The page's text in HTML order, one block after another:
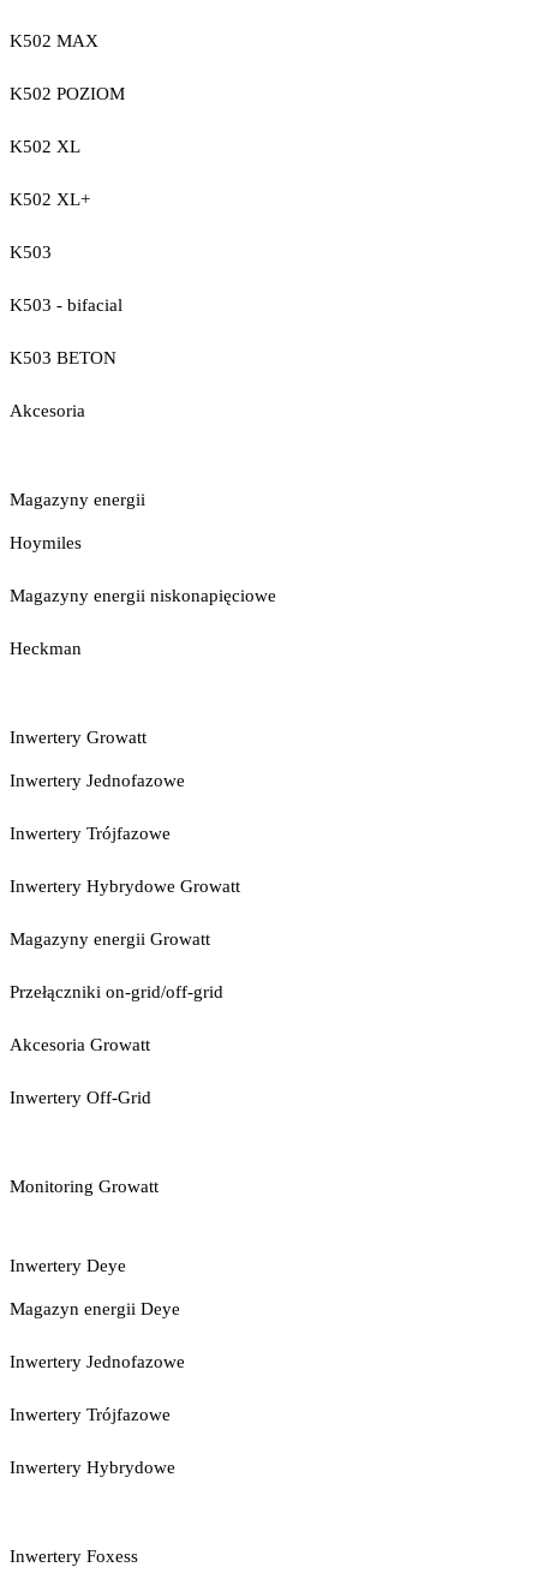
K502 MAX
K502 POZIOM
K502 XL
K502 XL+
K503
K503 - bifacial
K503 BETON
Akcesoria
Magazyny energii
Hoymiles
Magazyny energii niskonapięciowe
Heckman
Inwertery Growatt
Inwertery Jednofazowe
Inwertery Trójfazowe
Inwertery Hybrydowe Growatt
Magazyny energii Growatt
Przełączniki on-grid/off-grid
Akcesoria Growatt
Inwertery Off-Grid
Monitoring Growatt
Inwertery Deye
Magazyn energii Deye
Inwertery Jednofazowe
Inwertery Trójfazowe
Inwertery Hybrydowe
Inwertery Foxess